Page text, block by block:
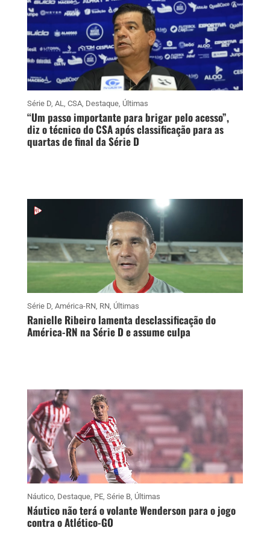
Série D, AL, CSA, Destaque, Últimas
“Um passo importante para brigar pelo acesso”,
diz o técnico do CSA após classificação para as
quartas de final da Série D
Série D, América-RN, RN, Últimas
Ranielle Ribeiro lamenta desclassificação do
América-RN na Série D e assume culpa
Náutico, Destaque, PE, Série B, Últimas
Náutico não terá o volante Wenderson para o jogo
contra o Atlético-GO